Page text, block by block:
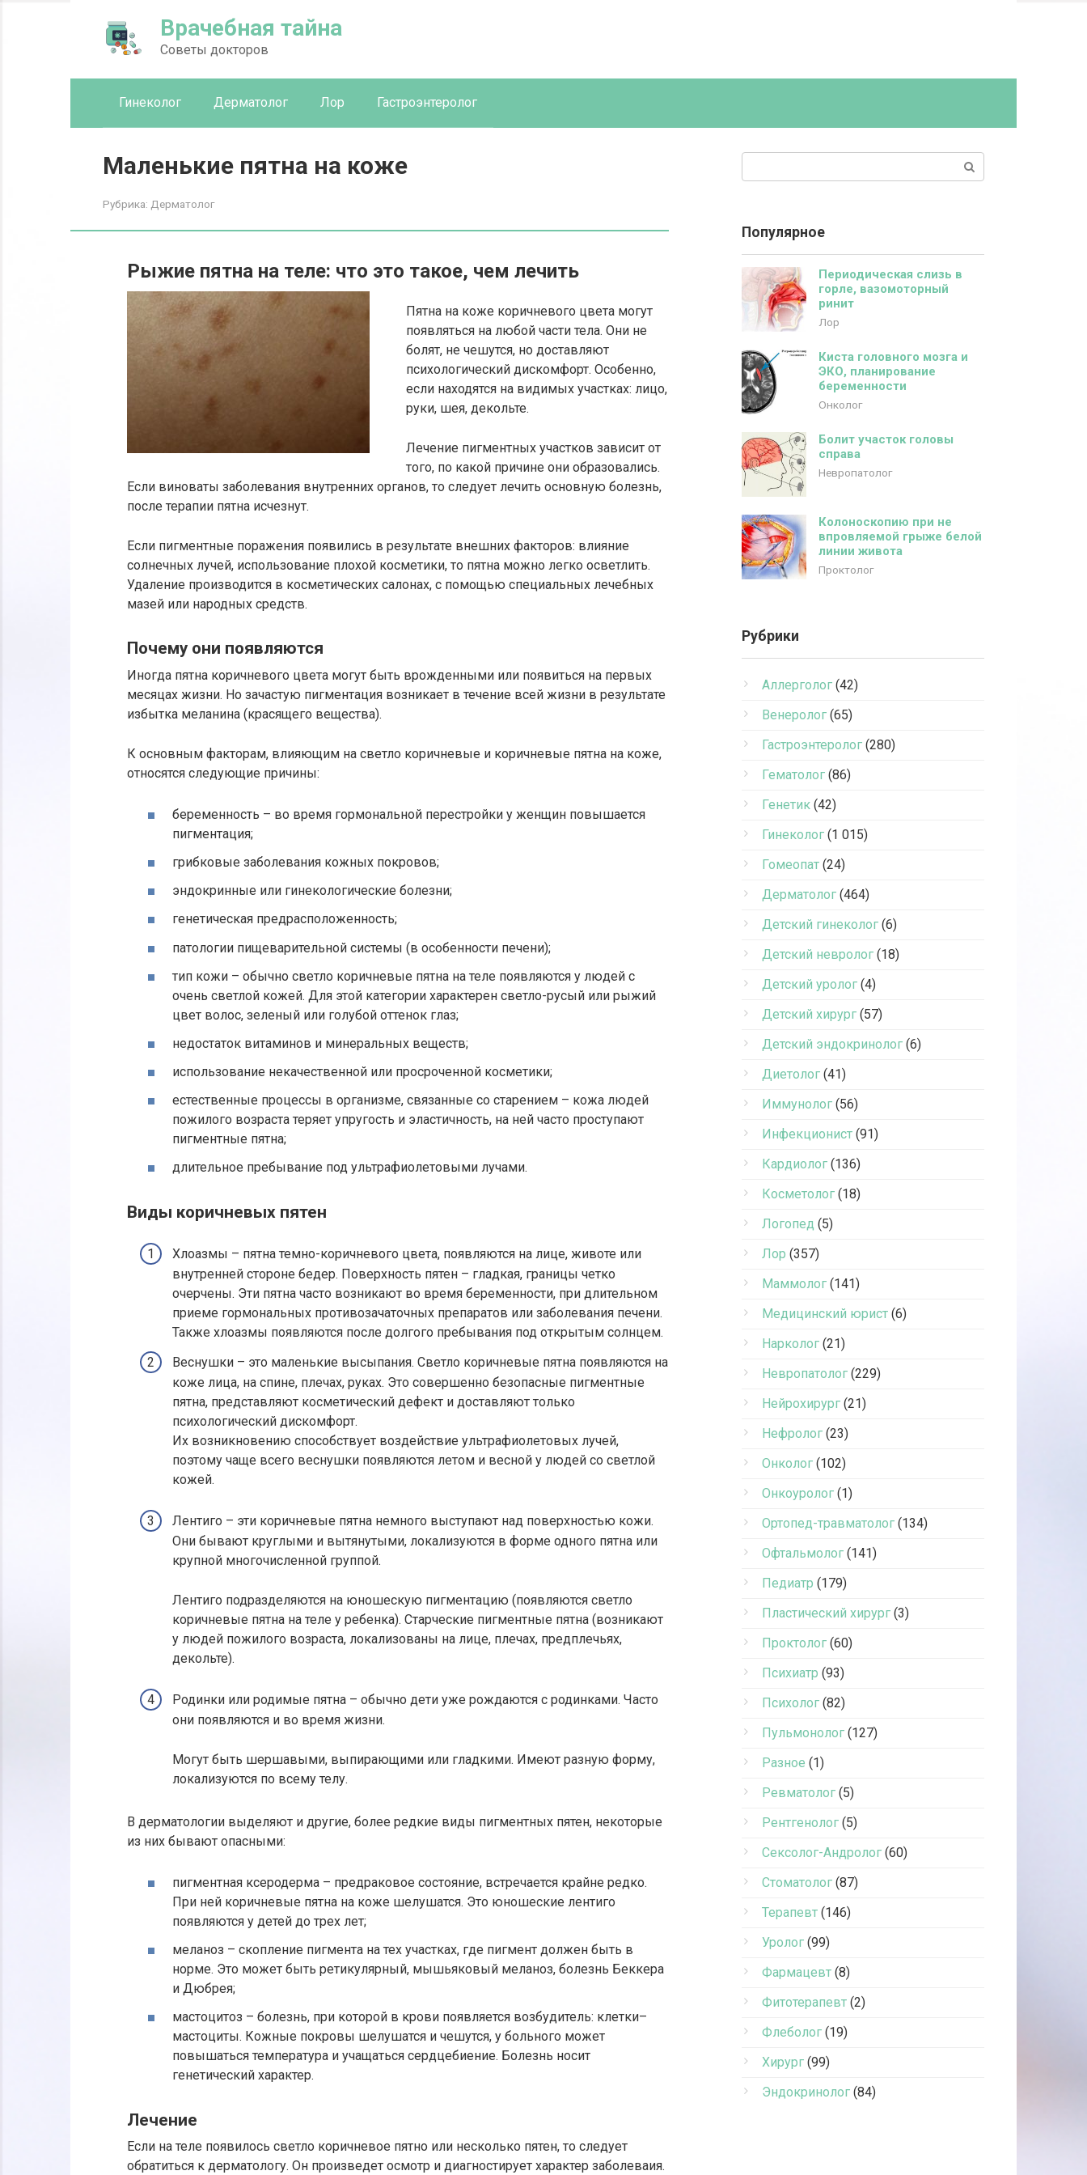
Врачебная тайна
Советы докторов
Гинеколог Дерматолог Лор Гастроэнтеролог
Маленькие пятна на коже
Рубрика: Дерматолог
Рыжие пятна на теле: что это такое, чем лечить
Пятна на коже коричневого цвета могут
появляться на любой части тела. Они не
болят, не чешутся, но доставляют
психологический дискомфорт. Особенно,
если находятся на видимых участках: лицо,
руки, шея, декольте.
Лечение пигментных участков зависит от
того, по какой причине они образовались.
Если виноваты заболевания внутренних органов, то следует лечить основную болезнь,
после терапии пятна исчезнут.
Если пигментные поражения появились в результате внешних факторов: влияние
солнечных лучей, использование плохой косметики, то пятна можно легко осветлить.
Удаление производится в косметических салонах, с помощью специальных лечебных
мазей или народных средств.
Почему они появляются
Иногда пятна коричневого цвета могут быть врожденными или появиться на первых
месяцах жизни. Но зачастую пигментация возникает в течение всей жизни в результате
избытка меланина (красящего вещества).
К основным факторам, влияющим на светло коричневые и коричневые пятна на коже,
относятся следующие причины:
беременность – во время гормональной перестройки у женщин повышается
пигментация;
грибковые заболевания кожных покровов;
эндокринные или гинекологические болезни;
генетическая предрасположенность;
патологии пищеварительной системы (в особенности печени);
тип кожи – обычно светло коричневые пятна на теле появляются у людей с
очень светлой кожей. Для этой категории характерен светло-русый или рыжий
цвет волос, зеленый или голубой оттенок глаз;
недостаток витаминов и минеральных веществ;
использование некачественной или просроченной косметики;
естественные процессы в организме, связанные со старением – кожа людей
пожилого возраста теряет упругость и эластичность, на ней часто проступают
пигментные пятна;
длительное пребывание под ультрафиолетовыми лучами.
Виды коричневых пятен
Хлоазмы – пятна темно-коричневого цвета, появляются на лице, животе или
внутренней стороне бедер. Поверхность пятен – гладкая, границы четко
очерчены. Эти пятна часто возникают во время беременности, при длительном
приеме гормональных противозачаточных препаратов или заболевания печени.
Также хлоазмы появляются после долгого пребывания под открытым солнцем.
Веснушки – это маленькие высыпания. Светло коричневые пятна появляются на
коже лица, на спине, плечах, руках. Это совершенно безопасные пигментные
пятна, представляют косметический дефект и доставляют только
психологический дискомфорт.
Их возникновению способствует воздействие ультрафиолетовых лучей,
поэтому чаще всего веснушки появляются летом и весной у людей со светлой
кожей.
Лентиго – эти коричневые пятна немного выступают над поверхностью кожи.
Они бывают круглыми и вытянутыми, локализуются в форме одного пятна или
крупной многочисленной группой.
Лентиго подразделяются на юношескую пигментацию (появляются светло
коричневые пятна на теле у ребенка). Старческие пигментные пятна (возникают
у людей пожилого возраста, локализованы на лице, плечах, предплечьях,
декольте).
Родинки или родимые пятна – обычно дети уже рождаются с родинками. Часто
они появляются и во время жизни.
Могут быть шершавыми, выпирающими или гладкими. Имеют разную форму,
локализуются по всему телу.
В дерматологии выделяют и другие, более редкие виды пигментных пятен, некоторые
из них бывают опасными:
пигментная ксеродерма – предраковое состояние, встречается крайне редко.
При ней коричневые пятна на коже шелушатся. Это юношеские лентиго
появляются у детей до трех лет;
меланоз – скопление пигмента на тех участках, где пигмент должен быть в
норме. Это может быть ретикулярный, мышьяковый меланоз, болезнь Беккера
и Дюбрея;
мастоцитоз – болезнь, при которой в крови появляется возбудитель: клетки–
мастоциты. Кожные покровы шелушатся и чешутся, у больного может
повышаться температура и учащаться сердцебиение. Болезнь носит
генетический характер.
Лечение
Если на теле появилось светло коричневое пятно или несколько пятен, то следует
обратиться к дерматологу. Он произведет осмотр и диагностирует характер заболеваия.
Популярное
Периодическая слизь в
горле, вазомоторный
ринит
Лор
Киста головного мозга и
ЭКО, планирование
беременности
Онколог
Болит участок головы
справа
Невропатолог
Колоноскопию при не
впровляемой грыже белой
линии живота
Проктолог
Рубрики
Аллерголог (42)
Венеролог (65)
Гастроэнтеролог (280)
Гематолог (86)
Генетик (42)
Гинеколог (1 015)
Гомеопат (24)
Дерматолог (464)
Детский гинеколог (6)
Детский невролог (18)
Детский уролог (4)
Детский хирург (57)
Детский эндокринолог (6)
Диетолог (41)
Иммунолог (56)
Инфекционист (91)
Кардиолог (136)
Косметолог (18)
Логопед (5)
Лор (357)
Маммолог (141)
Медицинский юрист (6)
Нарколог (21)
Невропатолог (229)
Нейрохирург (21)
Нефролог (23)
Онколог (102)
Онкоуролог (1)
Ортопед-травматолог (134)
Офтальмолог (141)
Педиатр (179)
Пластический хирург (3)
Проктолог (60)
Психиатр (93)
Психолог (82)
Пульмонолог (127)
Разное (1)
Ревматолог (5)
Рентгенолог (5)
Сексолог-Андролог (60)
Стоматолог (87)
Терапевт (146)
Уролог (99)
Фармацевт (8)
Фитотерапевт (2)
Флеболог (19)
Хирург (99)
Эндокринолог (84)